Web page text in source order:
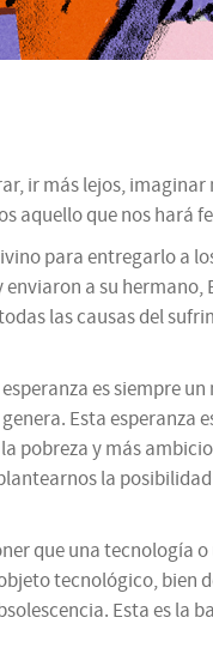
ir más lejos,
aquello que nos hará
para entregarlo a
a su
las causas del
es siempre
Esta
y más
la
que una
tecnológico,
Esta es la